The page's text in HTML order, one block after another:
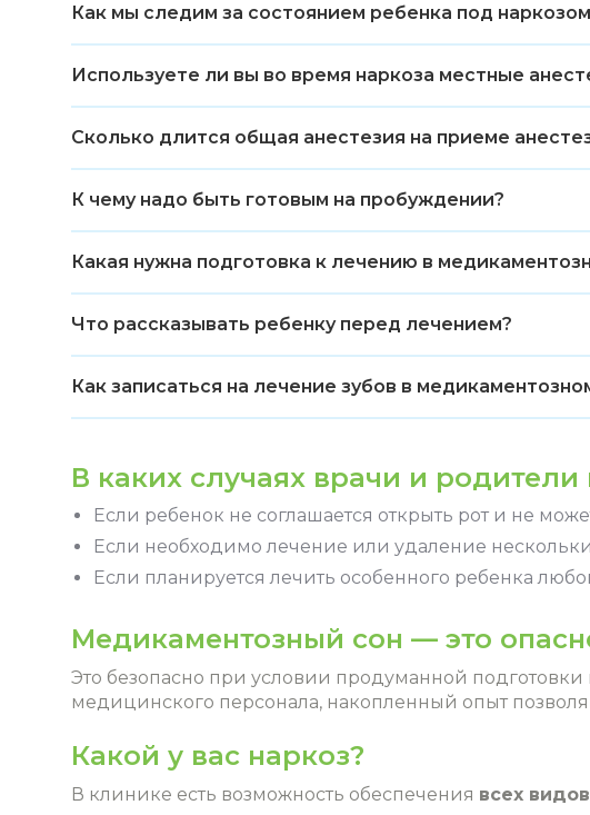
Как мы следим за состоянием ребенка под
Используете ли вы во время наркоза местные
Сколько длится общая анестезия на приеме
К чему надо быть готовым на пробуждении?
Какая нужна подготовка к лечению в
Что рассказывать ребенку перед лечением?
Как записаться на лечение зубов в
В каких случаях врачи и
Если ребенок не соглашается открыть рот и не
Если необходимо лечение или удаление
Если планируется лечить особенного ребенка
Медикаментозный сон — это
Это безопасно при условии продуманной
медицинского персонала, накопленный опыт
Какой у вас наркоз?
В клинике есть возможность обеспечения всех